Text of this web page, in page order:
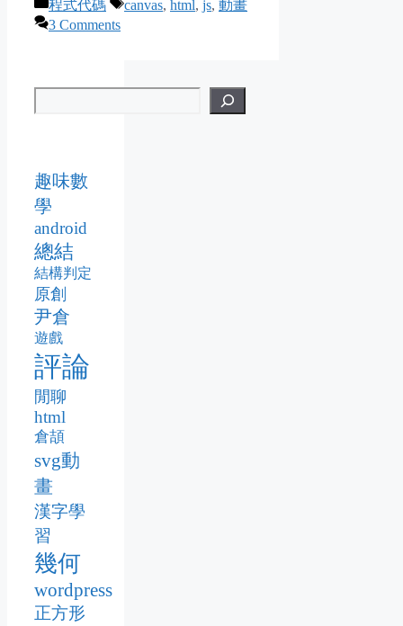
程式代碼 canvas, html, js, 動畫
3 Comments
趣味數
學
android
總結
結構判定
原創
尹倉
遊戲
評論
閒聊
html
倉頡
svg動
畫
漢字學
習
幾何
wordpress
正方形